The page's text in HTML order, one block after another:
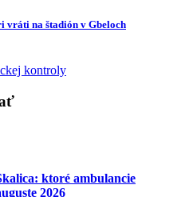
vráti na štadión v Gbeloch
ktoré ambulancie
2026